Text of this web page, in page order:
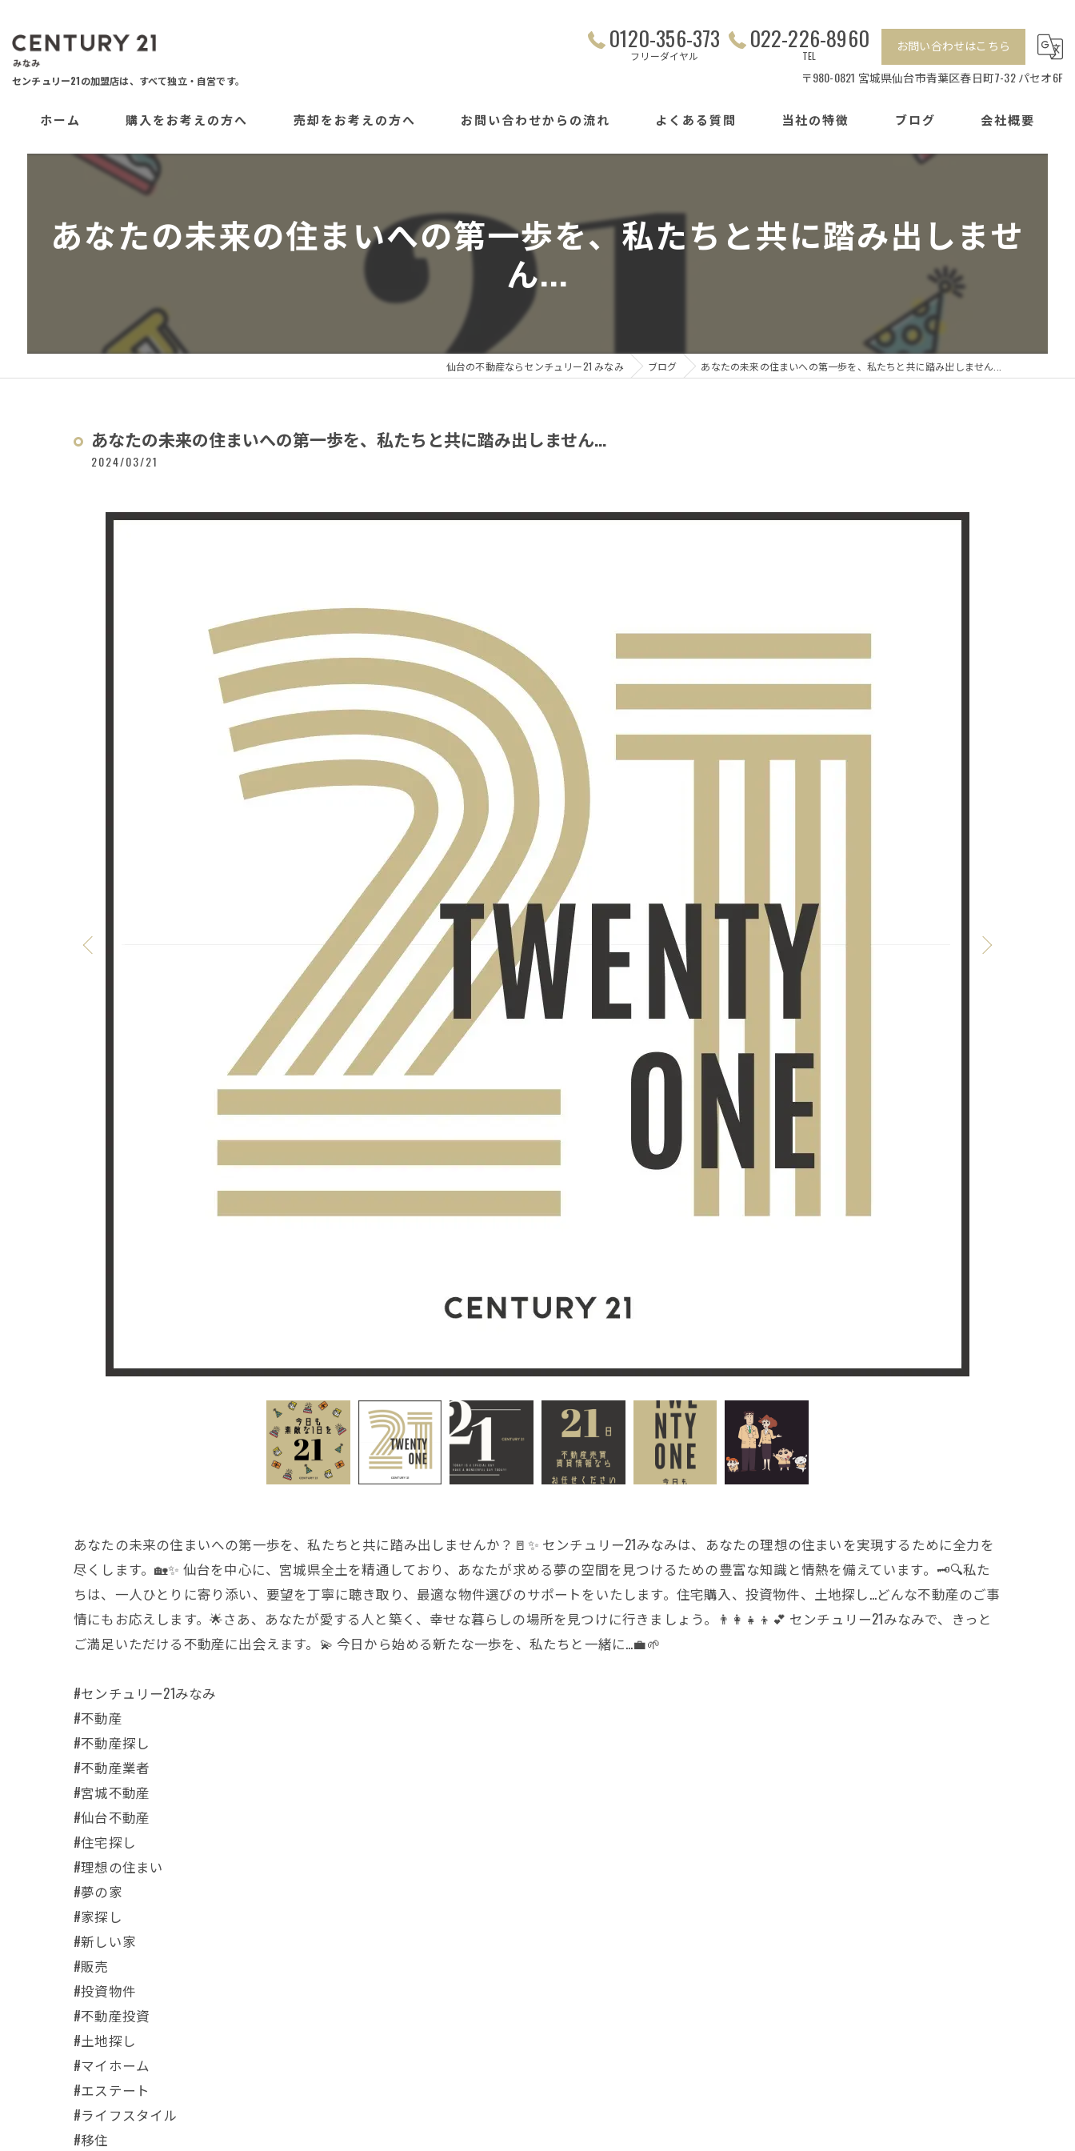
0120-356-373
フリーダイヤル
022-226-8960
TEL
お問い合わせはこちら
〒980-0821 宮城県仙台市青葉区春日町7-32 パセオ6F
ホーム 購入をお考えの方へ 売却をお考えの方へ お問い合わせからの流れ よくある質問 当社の特徴
戸建て
ブログ 会社概要
あなたの未来の住まいへの第一歩を、私たちと共に踏み出しませ
ん...
仙台の不動産ならセンチュリー21 みなみ ブログ あなたの未来の住まいへの第一歩を、私たちと共に踏み出しません...
あなたの未来の住まいへの第一歩を、私たちと共に踏み出しません...
2024/03/21
あなたの未来の住まいへの第一歩を、私たちと共に踏み出しませんか？🚪✨ センチュリー21みなみは、あなたの理想の住まいを実現するために全力を
尽くします。🏡✨ 仙台を中心に、宮城県全土を精通しており、あなたが求める夢の空間を見つけるための豊富な知識と情熱を備えています。🗝️🔍私た
ちは、一人ひとりに寄り添い、要望を丁寧に聴き取り、最適な物件選びのサポートをいたします。住宅購入、投資物件、土地探し…どんな不動産のご事
情にもお応えします。🌟さあ、あなたが愛する人と築く、幸せな暮らしの場所を見つけに行きましょう。👨‍👩‍👧‍👦💕 センチュリー21みなみで、きっと
ご満足いただける不動産に出会えます。💫 今日から始める新たな一歩を、私たちと一緒に…💼🌱
#センチュリー21みなみ
#不動産
#不動産探し
#不動産業者
#宮城不動産
#仙台不動産
#住宅探し
#理想の住まい
#夢の家
#家探し
#新しい家
#販売
#投資物件
#不動産投資
#土地探し
#マイホーム
#エステート
#ライフスタイル
#移住